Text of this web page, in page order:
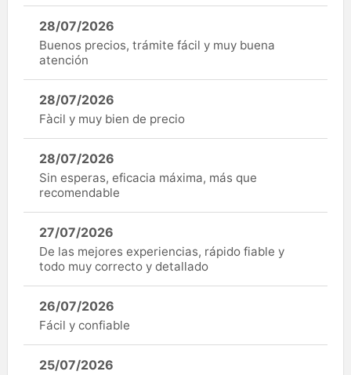
28/07/2026
Buenos precios, trámite fácil y muy buena
atención
28/07/2026
Fàcil y muy bien de precio
28/07/2026
Sin esperas, eficacia máxima, más que
recomendable
27/07/2026
De las mejores experiencias, rápido fiable y
todo muy correcto y detallado
26/07/2026
Fácil y confiable
25/07/2026